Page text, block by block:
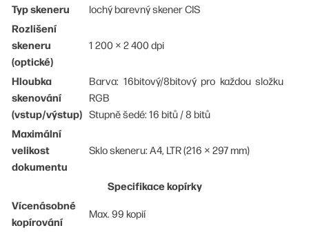
Typ skeneru
lochý barevný skener CIS
Rozlišení
skeneru
(optické)
1 200 × 2 400 dpi
Hloubka
skenování
(vstup/výstup)
Barva: 16bitový/8bitový pro každou složku
RGB
Stupně šedé: 16 bitů / 8 bitů
Maximální
velikost
dokumentu
Sklo skeneru: A4, LTR (216 × 297 mm)
Specifikace kopírky
Vícenásobné
kopírování
Max. 99 kopií